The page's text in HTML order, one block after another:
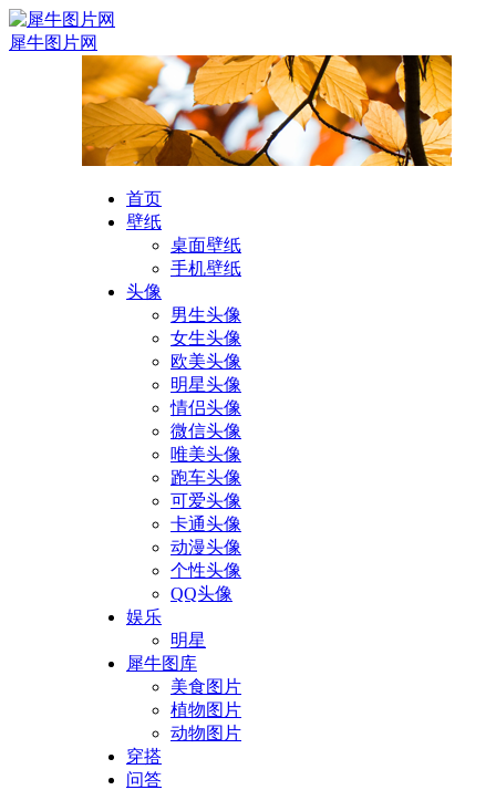
犀牛图片网
首页
壁纸
桌面壁纸
手机壁纸
头像
男生头像
女生头像
欧美头像
明星头像
情侣头像
微信头像
唯美头像
跑车头像
可爱头像
卡通头像
动漫头像
个性头像
QQ头像
娱乐
明星
犀牛图库
美食图片
植物图片
动物图片
穿搭
问答